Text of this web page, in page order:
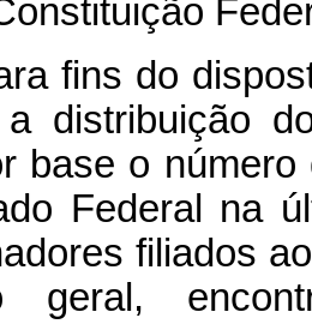
fins do
a distribuição
base o
Federal na
filiados
geral,